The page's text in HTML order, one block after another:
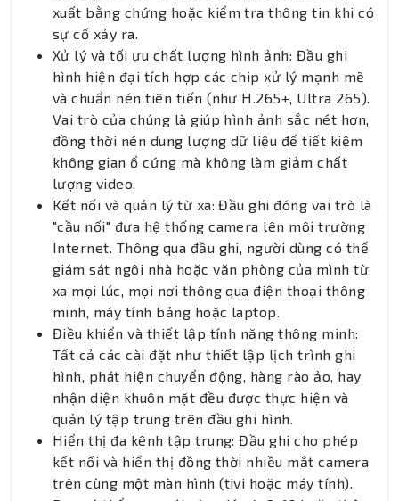
xuất bằng chứng hoặc kiểm tra thông tin khi có
sự cố xảy ra.
Xử lý và tối ưu chất lượng hình ảnh: Đầu ghi
hình hiện đại tích hợp các chip xử lý mạnh mẽ
và chuẩn nén tiên tiến (như H.265+, Ultra 265).
Vai trò của chúng là giúp hình ảnh sắc nét hơn,
đồng thời nén dung lượng dữ liệu để tiết kiệm
không gian ổ cứng mà không làm giảm chất
lượng video.
Kết nối và quản lý từ xa: Đầu ghi đóng vai trò là
"cầu nối" đưa hệ thống camera lên môi trường
Internet. Thông qua đầu ghi, người dùng có thể
giám sát ngôi nhà hoặc văn phòng của mình từ
xa mọi lúc, mọi nơi thông qua điện thoại thông
minh, máy tính bảng hoặc laptop.
Điều khiển và thiết lập tính năng thông minh:
Tất cả các cài đặt như thiết lập lịch trình ghi
hình, phát hiện chuyển động, hàng rào ảo, hay
nhận diện khuôn mặt đều được thực hiện và
quản lý tập trung trên đầu ghi hình.
Hiển thị đa kênh tập trung: Đầu ghi cho phép
kết nối và hiển thị đồng thời nhiều mắt camera
trên cùng một màn hình (tivi hoặc máy tính).